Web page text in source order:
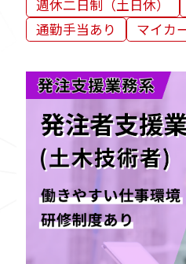
週休二日制（土日休）
通勤手当あり
マイカ